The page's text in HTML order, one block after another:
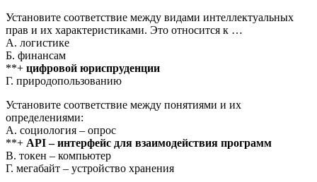
Установите соответствие между видами интеллектуальных
прав и их характеристиками. Это относится к …
А. логистике
Б. финансам
**+ цифровой юриспруденции
Г. природопользованию
Установите соответствие между понятиями и их
определениями:
А. социология – опрос
**+ API – интерфейс для взаимодействия программ
В. токен – компьютер
Г. мегабайт – устройство хранения